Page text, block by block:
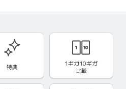
特典
1ギガ10ギガ
比較